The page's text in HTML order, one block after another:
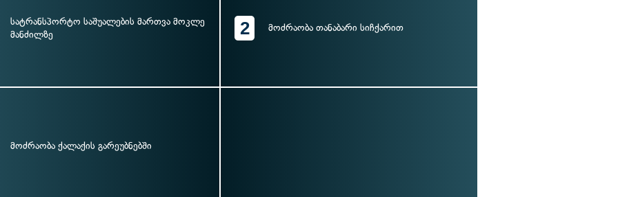
სატრანსპორტო საშუალების მართვა მოკლე
მანძილზე
2 მოძრაობა თანაბარი სიჩქარით
მოძრაობა ქალაქის გარეუბნებში